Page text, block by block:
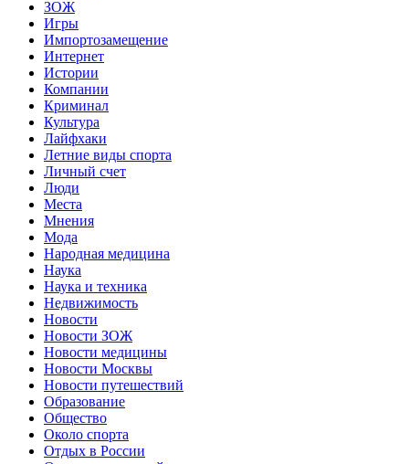
ЗОЖ
Игры
Импортозамещение
Интернет
Истории
Компании
Криминал
Культура
Лайфхаки
Летние виды спорта
Личный счет
Люди
Места
Мнения
Мода
Народная медицина
Наука
Наука и техника
Недвижимость
Новости
Новости ЗОЖ
Новости медицины
Новости Москвы
Новости путешествий
Образование
Общество
Около спорта
Отдых в России